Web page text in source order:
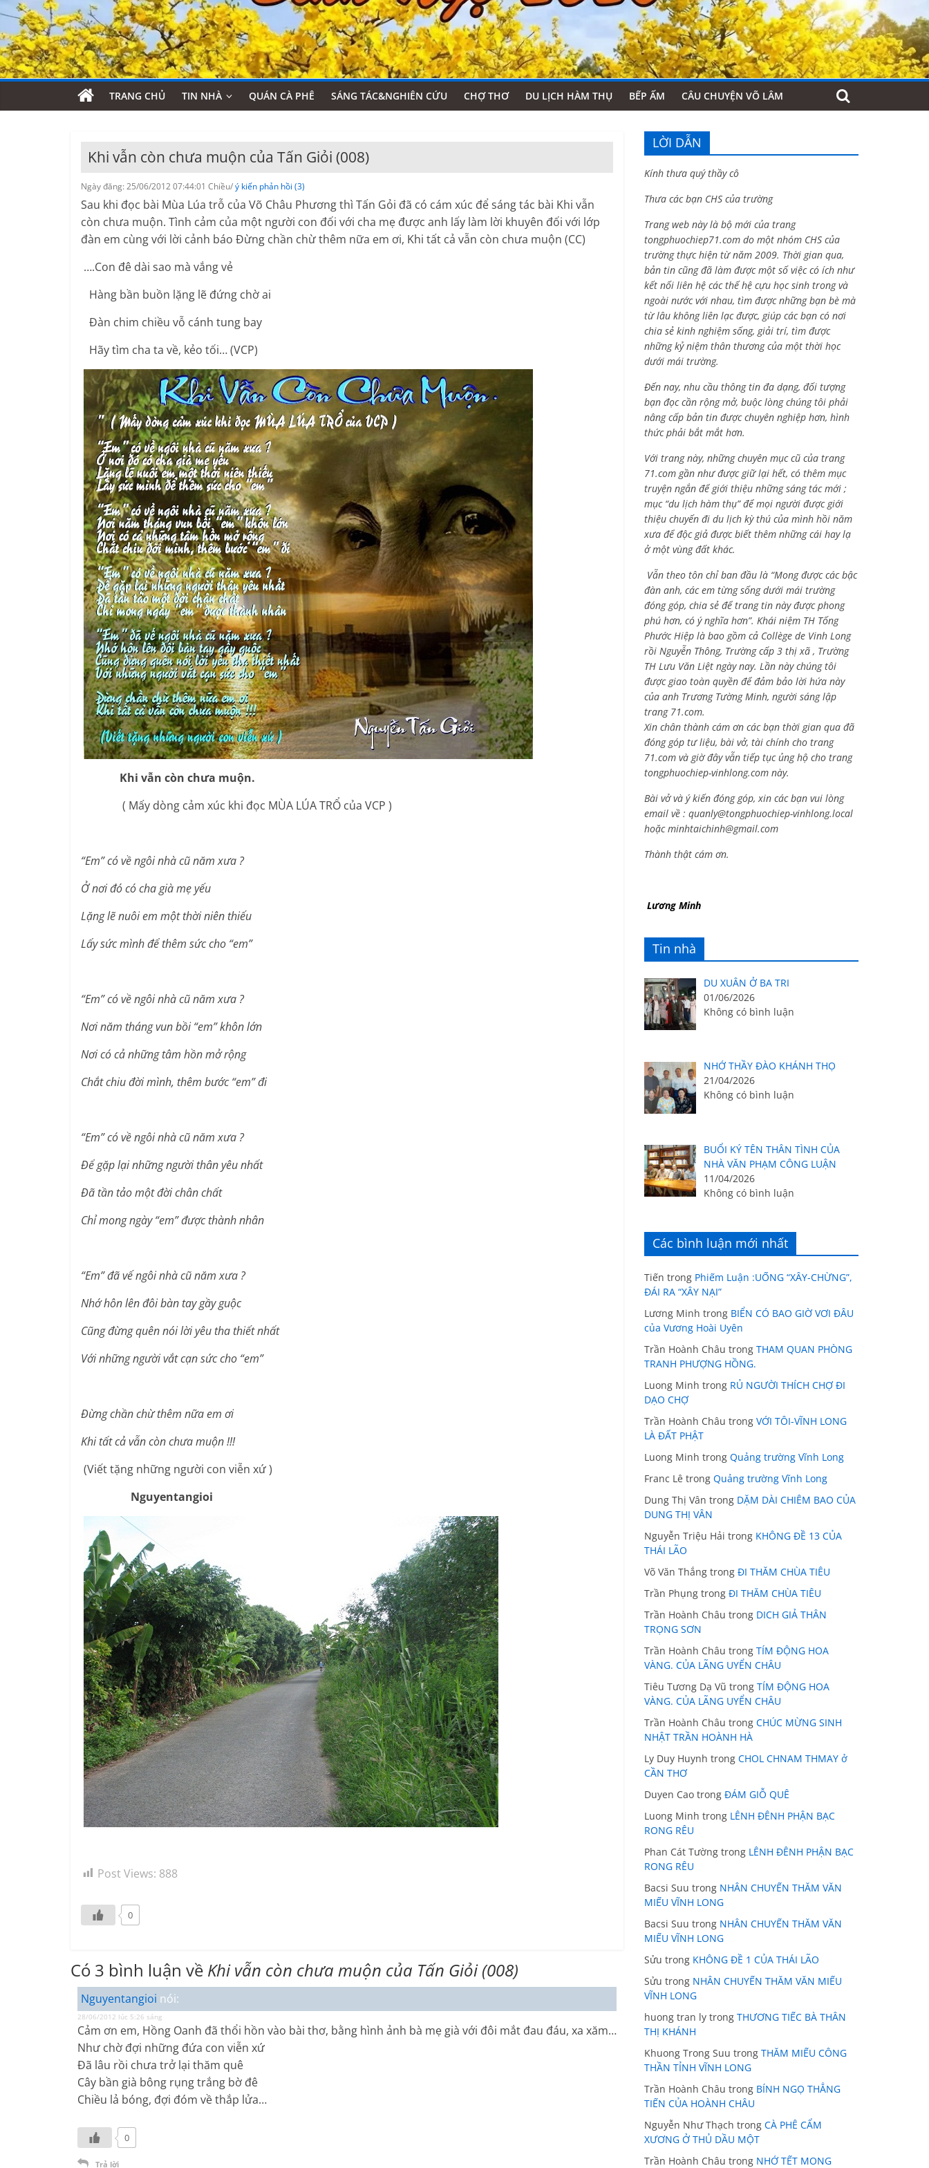
TRANG CHỦ TIN NHÀ QUÁN CÀ PHÊ SÁNG TÁC&NGHIÊN CỨU CHỢ THƠ DU LỊCH HÀM THỤ BẾP ẤM CÂU CHUYỆN VÕ LÂM
Khi vẫn còn chưa muộn của Tấn Giỏi (008)
Ngày đăng: 25/06/2012 07:44:01 Chiều/ý kiến phản hồi (3)
Sau khi đọc bài Mùa Lúa trỗ của Võ Châu Phương thì Tấn Gỏi đã có cám xúc để sáng tác bài Khi vẫn
còn chưa muộn. Tình cảm của một người con đối với cha mẹ được anh lấy làm lời khuyên đối với lớp
đàn em cùng với lời cảnh báo Đừng chần chừ thêm nữa em ơi, Khi tất cả vẫn còn chưa muộn (CC)
….Con đê dài sao mà vắng vẻ
Hàng bần buồn lặng lẽ đứng chờ ai
Đàn chim chiều vỗ cánh tung bay
Hãy tìm cha ta về, kẻo tối… (VCP)
Khi vẫn còn chưa muộn.
( Mấy dòng cảm xúc khi đọc MÙA LÚA TRỔ của VCP )
“Em” có về ngôi nhà cũ năm xưa ?
Ở nơi đó có cha già mẹ yếu
Lặng lẽ nuôi em một thời niên thiếu
Lấy sức mình để thêm sức cho “em”
“Em” có về ngôi nhà cũ năm xưa ?
Nơi năm tháng vun bồi “em” khôn lớn
Nơi có cả những tâm hồn mở rộng
Chắt chiu đời mình, thêm bước “em” đi
“Em” có về ngôi nhà cũ năm xưa ?
Để gặp lại những người thân yêu nhất
Đã tần tảo một đời chân chất
Chỉ mong ngày “em” được thành nhân
“Em” đã vế ngôi nhà cũ năm xưa ?
Nhớ hôn lên đôi bàn tay gầy guộc
Cũng đừng quên nói lời yêu tha thiết nhất
Với những người vắt cạn sức cho “em”
Đừng chần chừ thêm nữa em ơi
Khi tất cả vẫn còn chưa muộn !!!
(Viết tặng những người con viễn xứ )
Nguyentangioi
Post Views: 888
0
Có 3 bình luận về Khi vẫn còn chưa muộn của Tấn Giỏi (008)
Nguyentangioi nói:
28/06/2012 lúc 5:26 sáng
Cảm ơn em, Hồng Oanh đã thổi hồn vào bài thơ, bằng hình ảnh bà mẹ già với đôi mắt đau đáu, xa xăm…
Như chờ đợi những đứa con viễn xứ
Đã lâu rồi chưa trở lại thăm quê
Cây bần già bông rụng trắng bờ đê
Chiều lả bóng, đợi đóm về thắp lửa…
0
Trả lời
LỜI DẪN
Kính thưa quý thầy cô
Thưa các bạn CHS của trường
Trang web này là bộ mới của trang
tongphuochiep71.com do một nhóm CHS của
trường thực hiện từ năm 2009. Thời gian qua,
bản tin cũng đã làm được một số việc có ích như
kết nối liên hệ các thế hệ cựu học sinh trong và
ngoài nước với nhau, tìm được những bạn bè mà
từ lâu không liên lạc được, giúp các bạn có nơi
chia sẻ kinh nghiệm sống, giải trí, tìm được
những kỷ niệm thân thương của một thời học
dưới mái trường.
Đến nay, nhu cầu thông tin đa dạng, đối tượng
bạn đọc cần rộng mở, buộc lòng chúng tôi phải
nâng cấp bản tin được chuyên nghiệp hơn, hình
thức phải bắt mắt hơn.
Với trang này, những chuyên mục cũ của trang
71.com gần như được giữ lại hết, có thêm mục
truyện ngắn để giới thiệu những sáng tác mới ;
mục “du lịch hàm thụ” để mọi người được giới
thiệu chuyến đi du lịch kỳ thú của mình hồi năm
xưa để độc giả được biết thêm những cái hay lạ
ở một vùng đất khác.
Vẫn theo tôn chỉ ban đầu là “Mong được các bậc
đàn anh, các em từng sống dưới mái trường
đóng góp, chia sẻ để trang tin này được phong
phú hơn, có ý nghĩa hơn”. Khái niệm TH Tống
Phước Hiệp là bao gồm cả Collège de Vinh Long
rồi Nguyễn Thông, Trường cấp 3 thị xã , Trường
TH Lưu Văn Liệt ngày nay. Lần này chúng tôi
được giao toàn quyền để đảm bảo lời hứa này
của anh Trương Tường Minh, người sáng lập
trang 71.com.
Xin chân thành cám ơn các bạn thời gian qua đã
đóng góp tư liệu, bài vở, tài chính cho trang
71.com và giờ đây vẫn tiếp tục ủng hộ cho trang
tongphuochiep-vinhlong.com này.
Bài vở và ý kiến đóng góp, xin các bạn vui lòng
email về : quanly@tongphuochiep-vinhlong.local
hoặcminhtaichinh@gmail.com
Thành thật cám ơn.
Lương Minh
Tin nhà
DU XUÂN Ở BA TRI
01/06/2026
Không có bình luận
NHỚ THẦY ĐÀO KHÁNH THỌ
21/04/2026
Không có bình luận
BUỔI KÝ TÊN THÂN TÌNH CỦA
NHÀ VĂN PHẠM CÔNG LUẬN
11/04/2026
Không có bình luận
Các bình luận mới nhất
Tiến trong Phiếm Luận :UỐNG “XÂY-CHỪNG”,
ĐÁI RA “XÂY NẠI”
Lương Minh trong BIỂN CÓ BAO GIỜ VƠI ĐÂU
của Vương Hoài Uyên
Trần Hoành Châu trong THAM QUAN PHÒNG
TRANH PHƯỢNG HỒNG.
Luong Minh trong RỦ NGƯỜI THÍCH CHỢ ĐI
DẠO CHỢ
Trần Hoành Châu trong VỚI TÔI-VĨNH LONG
LÀ ĐẤT PHẬT
Luong Minh trong Quảng trường Vĩnh Long
Franc Lê trong Quảng trường Vĩnh Long
Dung Thị Vân trong DẶM DÀI CHIÊM BAO CỦA
DUNG THỊ VÂN
Nguyễn Triệu Hải trong KHÔNG ĐỀ 13 CỦA
THÁI LÃO
Võ Văn Thắng trong ĐI THĂM CHÙA TIÊU
Trần Phụng trong ĐI THĂM CHÙA TIÊU
Trần Hoành Châu trong DICH GIẢ THÂN
TRỌNG SƠN
Trần Hoành Châu trong TÍM ĐỘNG HOA
VÀNG. CỦA LÃNG UYỂN CHÂU
Tiêu Tương Dạ Vũ trong TÍM ĐỘNG HOA
VÀNG. CỦA LÃNG UYỂN CHÂU
Trần Hoành Châu trong CHÚC MỪNG SINH
NHẬT TRẦN HOÀNH HÀ
Ly Duy Huynh trong CHOL CHNAM THMAY ở
CẦN THƠ
Duyen Cao trong ĐÁM GIỖ QUÊ
Luong Minh trong LÊNH ĐÊNH PHẬN BẠC
RONG RÊU
Phan Cát Tường trong LÊNH ĐÊNH PHẬN BẠC
RONG RÊU
Bacsi Suu trong NHÂN CHUYẾN THĂM VĂN
MIẾU VĨNH LONG
Bacsi Suu trong NHÂN CHUYẾN THĂM VĂN
MIẾU VĨNH LONG
Sửu trong KHÔNG ĐỀ 1 CỦA THÁI LÃO
Sửu trong NHÂN CHUYẾN THĂM VĂN MIẾU
VĨNH LONG
huong tran ly trong THƯƠNG TIẾC BÀ THÂN
THỊ KHÁNH
Khuong Trong Suu trong THĂM MIẾU CÔNG
THẦN TỈNH VĨNH LONG
Trần Hoành Châu trong BÍNH NGỌ THẲNG
TIẾN CỦA HOÀNH CHÂU
Nguyễn Như Thạch trong CÀ PHÊ CẨM
XƯƠNG Ở THỦ DẦU MỘT
Trần Hoành Châu trong NHỚ TẾT MONG